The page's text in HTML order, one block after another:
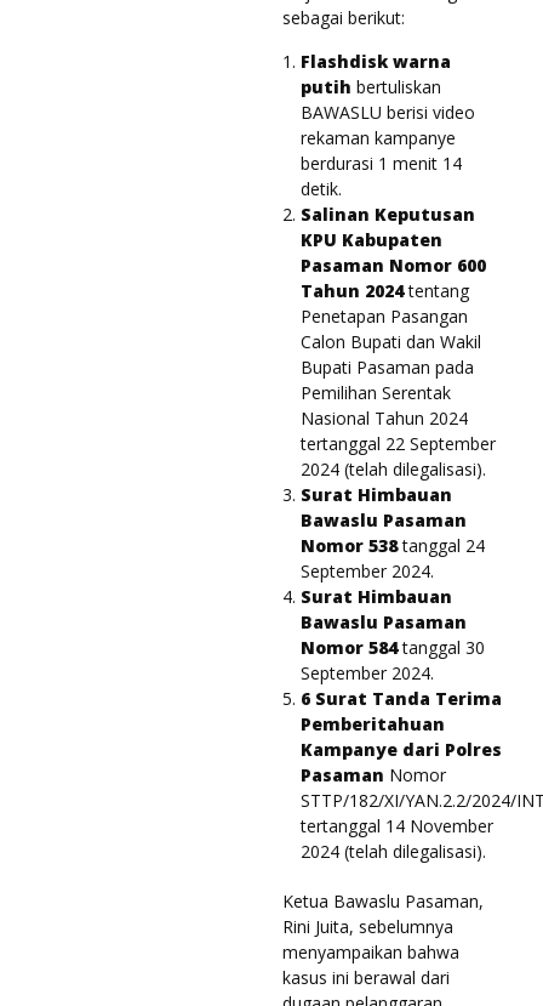
sebagai berikut:
Flashdisk warna
putih bertuliskan
BAWASLU berisi video
rekaman kampanye
berdurasi 1 menit 14
detik.
Salinan Keputusan
KPU Kabupaten
Pasaman Nomor 600
Tahun 2024tentang
Penetapan Pasangan
Calon Bupati dan Wakil
Bupati Pasaman pada
Pemilihan Serentak
Nasional Tahun 2024
tertanggal 22 September
2024 (telah dilegalisasi).
Surat Himbauan
Bawaslu Pasaman
Nomor 538tanggal 24
September 2024.
Surat Himbauan
Bawaslu Pasaman
Nomor 584tanggal 30
September 2024.
6 Surat Tanda Terima
Pemberitahuan
Kampanye dari Polres
Pasaman Nomor
STTP/182/XI/YAN.2.2/2024/
tertanggal 14 November
2024 (telah dilegalisasi).
Ketua Bawaslu Pasaman,
Rini Juita, sebelumnya
menyampaikan bahwa
kasus ini berawal dari